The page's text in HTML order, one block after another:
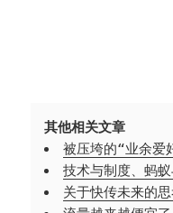
其他相关文章
被压垮的“业余爱
技术与制度、蚂
关于快传未来的